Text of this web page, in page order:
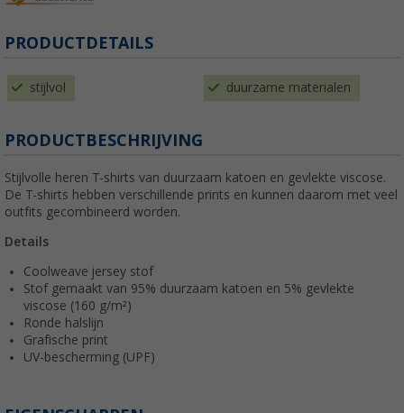
PRODUCTDETAILS
stijlvol duurzame materialen
PRODUCTBESCHRIJVING
Stijlvolle heren T-shirts van duurzaam katoen en gevlekte viscose.
De T-shirts hebben verschillende prints en kunnen daarom met veel
outfits gecombineerd worden.
Details
Coolweave jersey stof
Stof gemaakt van 95% duurzaam katoen en 5% gevlekte
viscose (160 g/m²)
Ronde halslijn
Grafische print
UV-bescherming (UPF)